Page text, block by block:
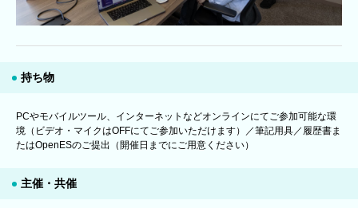
持ち物
PCやモバイルツール、インターネットなどオンラインにてご参加可能な環
境（ビデオ・マイクはOFFにてご参加いただけます）／筆記用具／履歴書ま
たはOpenESのご提出（開催日までにご用意ください）
主催・共催